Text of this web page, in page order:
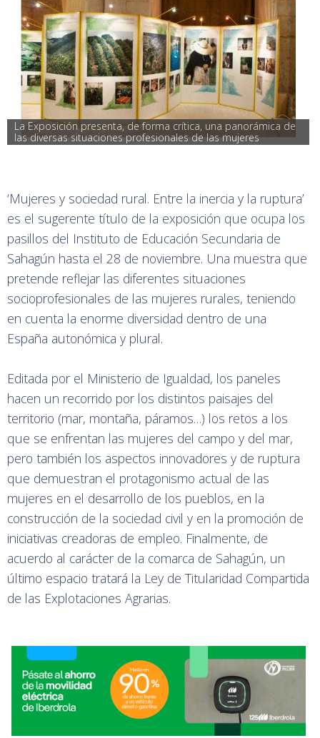
La Exposición presenta, de forma crítica, una panorámica de
las diversas situaciones profesionales de las mujeres
‘Mujeres y sociedad rural. Entre la inercia y la ruptura’
es el sugerente título de la exposición que ocupa los
pasillos del Instituto de Educación Secundaria de
Sahagún hasta el 28 de noviembre. Una muestra que
pretende reflejar las diferentes situaciones
socioprofesionales de las mujeres rurales, teniendo
en cuenta la enorme diversidad dentro de una
España autonómica y plural.
Editada por el Ministerio de Igualdad, los paneles
hacen un recorrido por los distintos paisajes del
territorio (mar, montaña, páramos…) los retos a los
que se enfrentan las mujeres del campo y del mar,
pero también los aspectos innovadores y de ruptura
que demuestran el protagonismo actual de las
mujeres en el desarrollo de los pueblos, en la
construcción de la sociedad civil y en la promoción de
iniciativas creadoras de empleo. Finalmente, de
acuerdo al carácter de la comarca de Sahagún, un
último espacio tratará la Ley de Titularidad Compartida
de las Explotaciones Agrarias.